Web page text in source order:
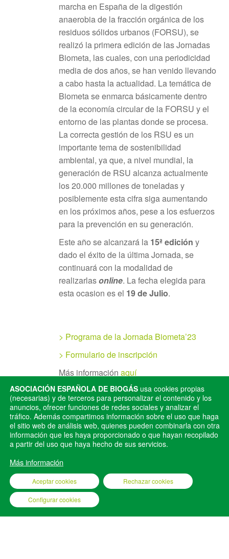
marcha en España de la digestión
anaerobia de la fracción orgánica de los
residuos sólidos urbanos (FORSU), se
realizó la primera edición de las Jornadas
Biometa, las cuales, con una periodicidad
media de dos años, se han venido llevando
a cabo hasta la actualidad. La temática de
Biometa se enmarca básicamente dentro
de la economía circular de la FORSU y el
entorno de las plantas donde se procesa.
La correcta gestión de los RSU es un
importante tema de sostenibilidad
ambiental, ya que, a nivel mundial, la
generación de RSU alcanza actualmente
los 20.000 millones de toneladas y
posiblemente esta cifra siga aumentando
en los próximos años, pese a los esfuerzos
para la prevención en su generación.
Este año se alcanzará la 15ª edición y
dado el éxito de la última Jornada, se
continuará con la modalidad de
realizarlasonline. La fecha elegida para
esta ocasion es el 19 de Julio.
> Programa de la Jornada Biometa’23
> Formulario de inscripción
Más información aquí
Publicado en Eventos
ANTERIOR
BIOGAS POWER ON 2023
ASOCIACIÓN ESPAÑOLA DE BIOGÁS usa cookies propias
(necesarias) y de terceros para personalizar el contenido y los
anuncios, ofrecer funciones de redes sociales y analizar el
tráfico. Además compartimos información sobre el uso que haga
el sitio web de análisis web, quienes pueden combinarla con otra
información que les haya proporcionado o que hayan recopilado
a partir del uso que haya hecho de sus servicios.
Más información
Aceptar cookies Rechazar cookies
Configurar cookies